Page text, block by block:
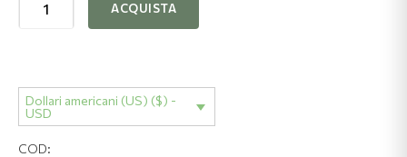
3454
quantità
ACQUISTA
Dollari americani (US) ($) -
USD
COD: